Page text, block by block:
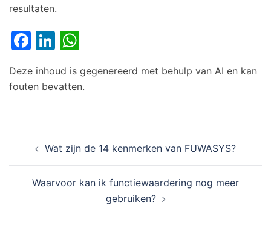
resultaten.
Facebook
LinkedIn
Deze inhoud is gegenereerd met behulp van AI en kan
fouten bevatten.
navigatieWat zijn de 14 kenmerken van FUWASYS?
Waarvoor kan ik functiewaardering nog meer
gebruiken?